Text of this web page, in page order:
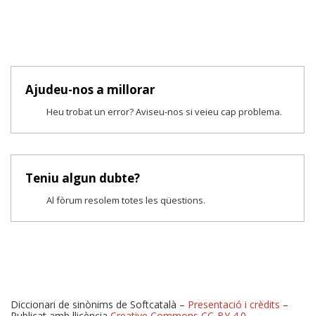
Ajudeu-nos a millorar
Heu trobat un error? Aviseu-nos si veieu cap problema.
Teniu algun dubte?
Al fòrum resolem totes les qüestions.
Diccionari de sinònims de Softcatalà – Presentació i crèdits –